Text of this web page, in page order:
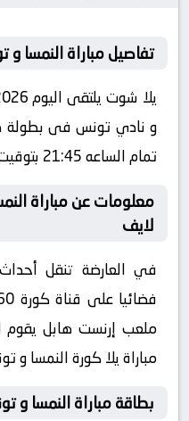
تفاصيل مباراة النمسا
و نادي تونس فى بطولة
تمام الساعه 21:45 بتوقيت مصر كورة لايف
لايف
في العارضة تنقل
ملعب إرنست هابل يقوم
مباراة يلا كورة النمسا و
بطاقة مباراة النمسا و